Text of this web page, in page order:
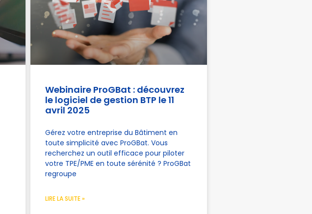
Webinaire ProGBat : découvrez
le logiciel de gestion BTP le 11
avril 2025
Gérez votre entreprise du Bâtiment en
toute simplicité avec ProGBat. Vous
recherchez un outil efficace pour piloter
votre TPE/PME en toute sérénité ? ProGBat
regroupe
LIRE LA SUITE »